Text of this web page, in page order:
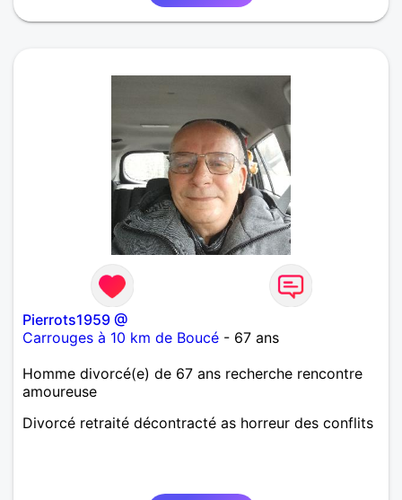
Pierrots1959 @
Carrouges à 10 km de Boucé - 67 ans
Homme divorcé(e) de 67 ans recherche rencontre
amoureuse
Divorcé retraité décontracté as horreur des conflits